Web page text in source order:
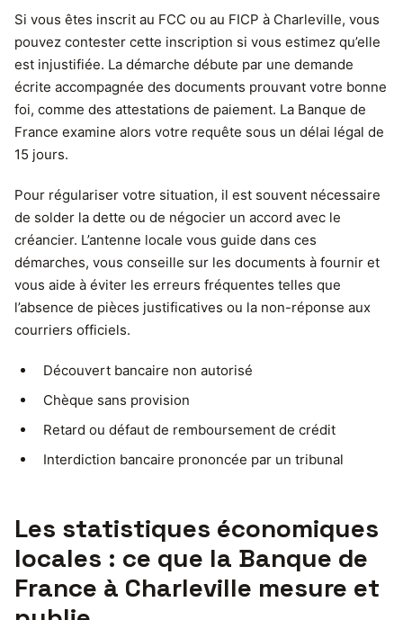
Si vous êtes inscrit au FCC ou au FICP à Charleville, vous
pouvez contester cette inscription si vous estimez qu’elle
est injustifiée. La démarche débute par une demande
écrite accompagnée des documents prouvant votre bonne
foi, comme des attestations de paiement. La Banque de
France examine alors votre requête sous un délai légal de
15 jours.
Pour régulariser votre situation, il est souvent nécessaire
de solder la dette ou de négocier un accord avec le
créancier. L’antenne locale vous guide dans ces
démarches, vous conseille sur les documents à fournir et
vous aide à éviter les erreurs fréquentes telles que
l’absence de pièces justificatives ou la non-réponse aux
courriers officiels.
Découvert bancaire non autorisé
Chèque sans provision
Retard ou défaut de remboursement de crédit
Interdiction bancaire prononcée par un tribunal
Les statistiques économiques
locales : ce que la Banque de
France à Charleville mesure et